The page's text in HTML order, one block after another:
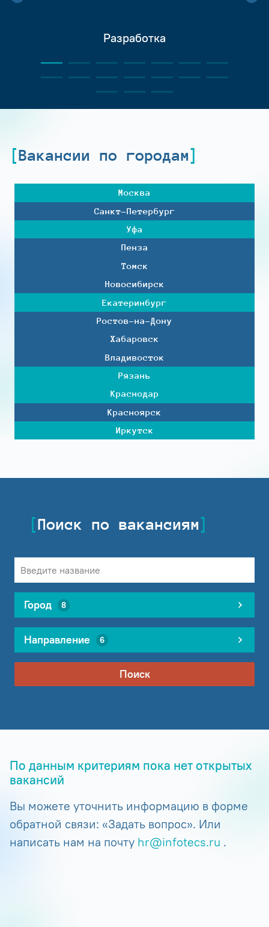
Разработка
Вакансии по городам
Москва
Санкт-Петербург
Уфа
Пенза
Томск
Новосибирск
Екатеринбург
Ростов-на-Дону
Хабаровск
Владивосток
Рязань
Краснодар
Красноярск
Иркутск
Поиск по вакансиям
Город 8
Направление 6
Поиск
По данным критериям пока нет открытых
вакансий
Вы можете уточнить информацию в форме
обратной связи: «Задать вопрос». Или
написать нам на почту hr@infotecs.ru .